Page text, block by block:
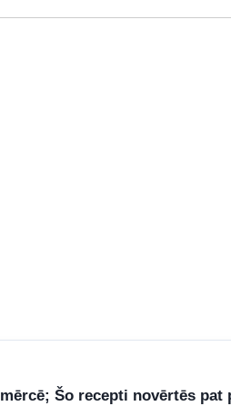
Šo recepti novērtēs pat